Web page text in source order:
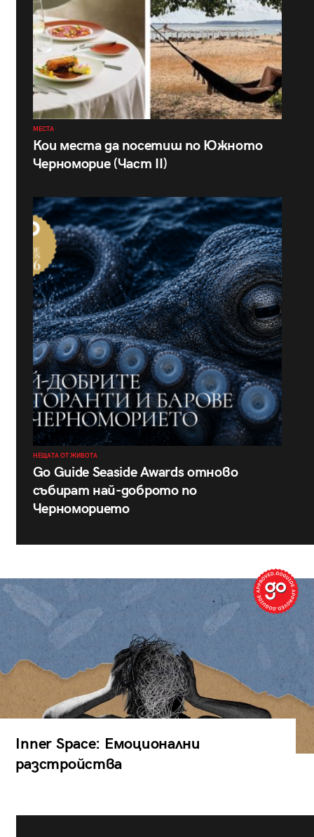
МЕСТА
Кои места да посетиш по Южното
Черноморие (Част II)
НЕЩАТА ОТ ЖИВОТА
Go Guide Seaside Awards отново
събират най-доброто по
Черноморието
Inner Space: Емоционални
разстройства